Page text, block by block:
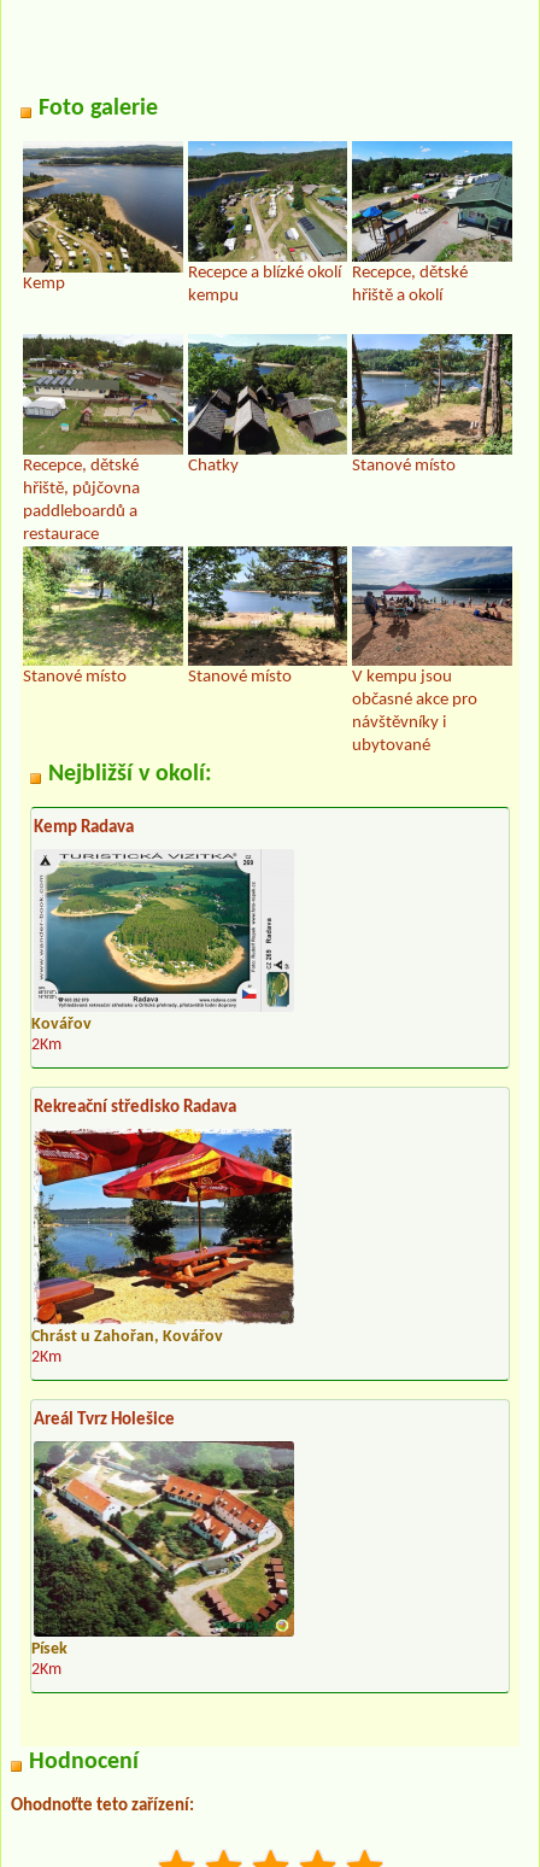
Foto galerie
Kemp
Recepce a blízké okolí
kempu
Recepce, dětské
hřiště a okolí
Recepce, dětské
hřiště, půjčovna
paddleboardů a
restaurace
Chatky Stanové místo
Stanové místo Stanové místo
V kempu jsou
občasné akce pro
návštěvníky i
ubytované
Nejbližší v okolí:
Kemp Radava
Kovářov
2Km
Rekreační středisko Radava
Chrást u Zahořan, Kovářov
2Km
Areál Tvrz Holešice
Písek
2Km
Hodnocení
Ohodnoťte teto zařízení: